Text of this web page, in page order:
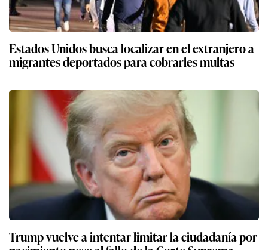
Estados Unidos busca localizar en el extranjero a
migrantes deportados para cobrarles multas
Trump vuelve a intentar limitar la ciudadanía por